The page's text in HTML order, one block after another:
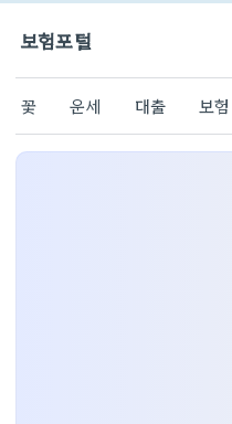
보험포털
꽃 운세 대출 보험